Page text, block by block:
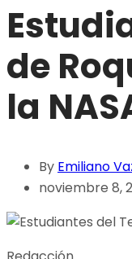
de
la
By Emiliano
noviembre 8,